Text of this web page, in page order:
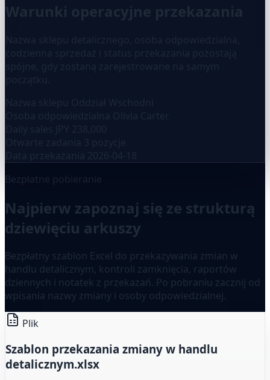
Warunki operacyjne przekazania
Nazwa sklepu detalicznego, osoba odpowiedzialna,
codzienna sprzedaż i status przekazania pozostają
spójne, gdy zostaną zarejestrowane na samym
początku.
Nazwa sklepu
Oddział Wschodni
Osoba odpowiedzialna
Olivia Carter
Daily sales
JPY 238,000
Otwarte zadania
3 pozycje
Data przekazania 2026-04-18
Bezpłatne pobieranie
Najpierw zapoznaj się ze strukturą
dziewięciu arkuszy
Bezpłatny szablon Excel do przekazywania zmian w
handlu detalicznym, kontroli zamknięcia, raportów
dziennych i notatek z przekazań. Po pobraniu zacznij od
wpisania nazwy zmiany i osoby odpowiedzialnej.
Plik
Szablon przekazania zmiany w handlu
detalicznym.xlsx